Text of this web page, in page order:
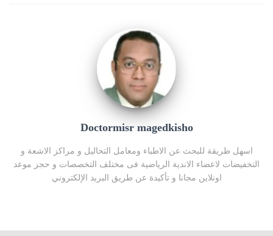
Doctormisr magedkisho
اسهل طريقة للبحث عن الاطباء ومعامل التحاليل و مراكز الاشعة و
التخفيضات لاعضاء الاندية الرياضية فى مختلف التخصصات و حجز موعد
اونلاين مجانا و تأكيدة عن طريق البريد الإلكتروني